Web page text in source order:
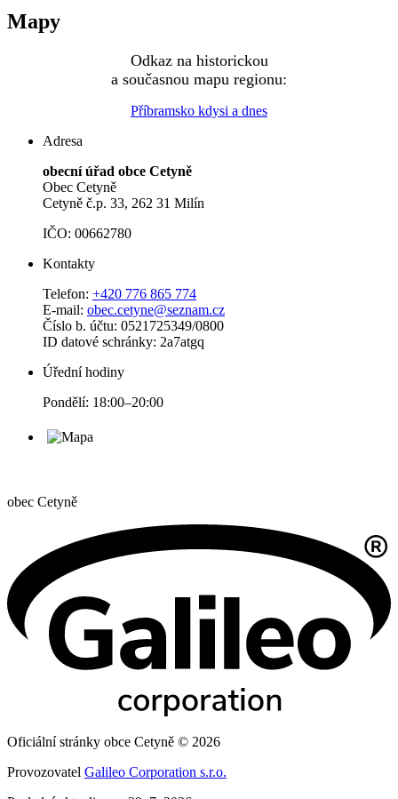
Mapy
Odkaz na historickou
a současnou mapu regionu:
Příbramsko kdysi a dnes
Adresa
obecní úřad obce Cetyně
Obec Cetyně
Cetyně č.p. 33, 262 31 Milín
IČO: 00662780
Kontakty
Telefon: +420 776 865 774
E-mail: obec.cetyne@seznam.cz
Číslo b. účtu: 0521725349/0800
ID datové schránky: 2a7atgq
Úřední hodiny
Pondělí: 18:00–20:00
obec Cetyně
Oficiální stránky obce Cetyně © 2026
Provozovatel Galileo Corporation s.r.o.